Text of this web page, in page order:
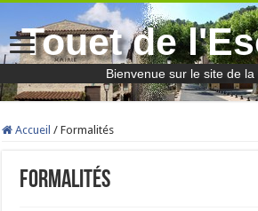
Touet de
Bienvenue sur le site de la
Accueil / Formalités
Formalités